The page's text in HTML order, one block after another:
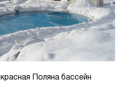
Поляна бассейн